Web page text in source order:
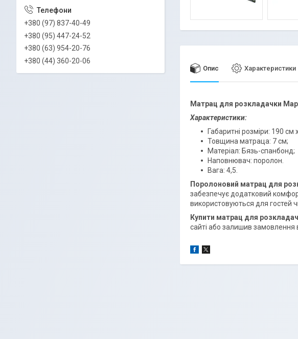
Опис Характеристики
Матрац для розкладачки
Характеристики:
Габаритні розміри: 190 см
Товщина матраца: 7 см;
Матеріал: Бязь-спанбонд;
Наповнювач: поролон.
Вага: 4,5.
Поролоновий матрац для
забезпечує додатковий
використовуються для гостей
Купити матрац для
сайті або залишив замовлення
+380 (97) 837-40-49
+380 (95) 447-24-52
+380 (63) 954-20-76
+380 (44) 360-20-06